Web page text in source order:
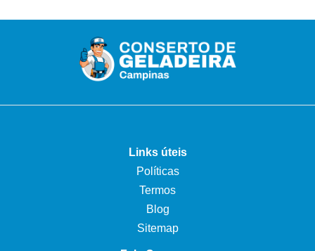
Links úteis
Políticas
Termos
Blog
Sitemap